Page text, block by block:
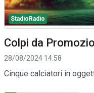
StadioRadio
Colpi da
28/08/2024 14:58
Cinque calciatori in